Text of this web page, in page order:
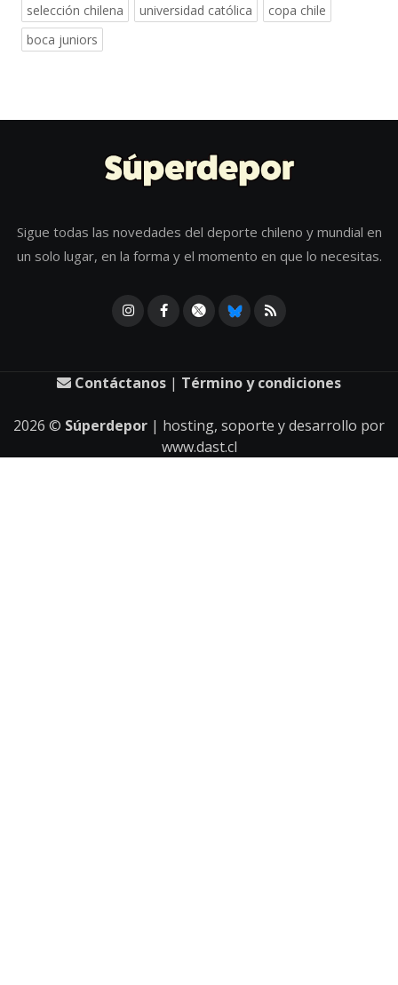
selección chilena
universidad católica
copa chile
boca juniors
Sigue todas las novedades del deporte chileno y mundial en
un solo lugar, en la forma y el momento en que lo necesitas.
Contáctanos | Término y condiciones
2026 © Súperdepor | hosting, soporte y desarrollo por
www.dast.cl